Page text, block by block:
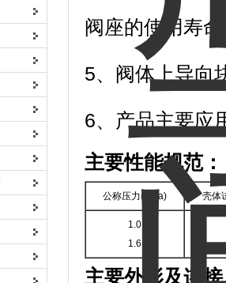
阀座的使用寿
5、阀体上导向
6、产品主要应
主要性能规范：
公称压力(MPa) 壳体
1.0
1.6
主要外形及连